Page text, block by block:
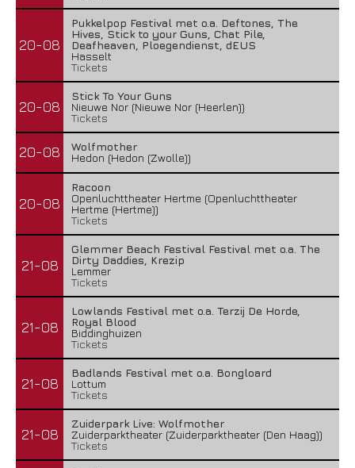
20-08
Pukkelpop Festival met o.a. Deftones, The
Hives, Stick to your Guns, Chat Pile,
Deafheaven, Ploegendienst, dEUS
Hasselt
Tickets
20-08
Stick To Your Guns
Nieuwe Nor (Nieuwe Nor (Heerlen))
Tickets
20-08
Wolfmother
Hedon (Hedon (Zwolle))
20-08
Racoon
Openluchttheater Hertme (Openluchttheater
Hertme (Hertme))
Tickets
21-08
Glemmer Beach Festival Festival met o.a. The
Dirty Daddies, Krezip
Lemmer
Tickets
21-08
Lowlands Festival met o.a. Terzij De Horde,
Royal Blood
Biddinghuizen
Tickets
21-08
Badlands Festival met o.a. Bongloard
Lottum
Tickets
21-08
Zuiderpark Live: Wolfmother
Zuiderparktheater (Zuiderparktheater (Den Haag))
Tickets